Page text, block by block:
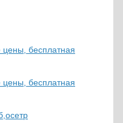
бесплатная
бесплатная